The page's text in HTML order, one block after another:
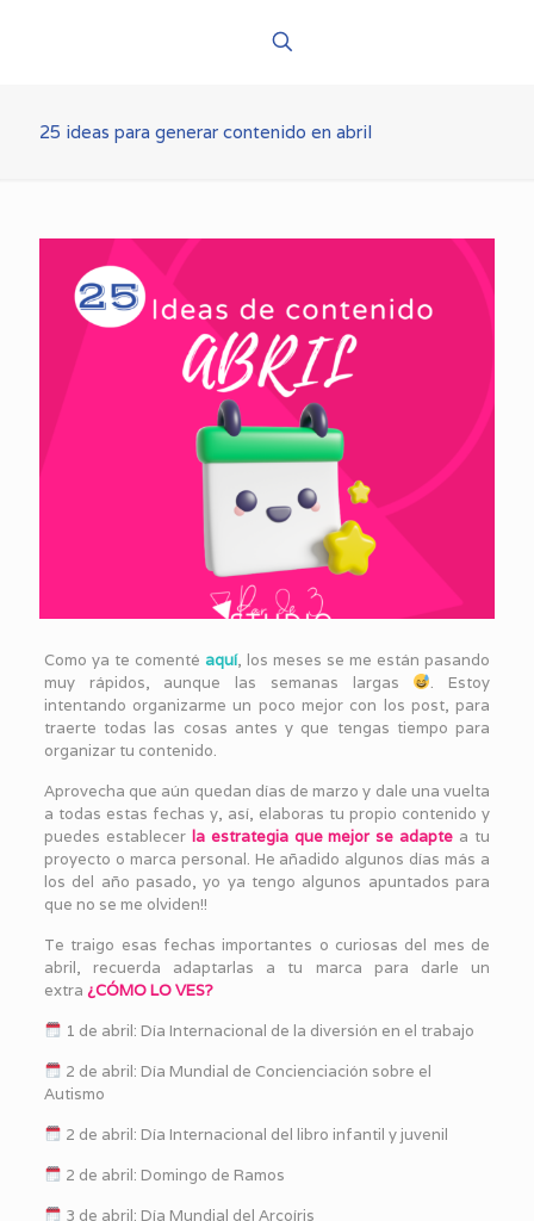
25 ideas para generar contenido en abril
Como ya te comenté aquí, los meses se me están pasando
muy rápidos, aunque las semanas largas
. Estoy
intentando organizarme un poco mejor con los post, para
traerte todas las cosas antes y que tengas tiempo para
organizar tu contenido.
Aprovecha que aún quedan días de marzo y dale una vuelta
a todas estas fechas y, así, elaboras tu propio contenido y
puedes establecer la estrategia que mejor se adapte a tu
proyecto o marca personal. He añadido algunos días más a
los del año pasado, yo ya tengo algunos apuntados para
que no se me olviden!!
Te traigo esas fechas importantes o curiosas del mes de
abril, recuerda adaptarlas a tu marca para darle un
extra ¿CÓMO LO VES?
1 de abril: Día Internacional de la diversión en el trabajo
2 de abril: Día Mundial de Concienciación sobre el
Autismo
2 de abril: Día Internacional del libro infantil y juvenil
2 de abril: Domingo de Ramos
3 de abril: Día Mundial del Arcoíris